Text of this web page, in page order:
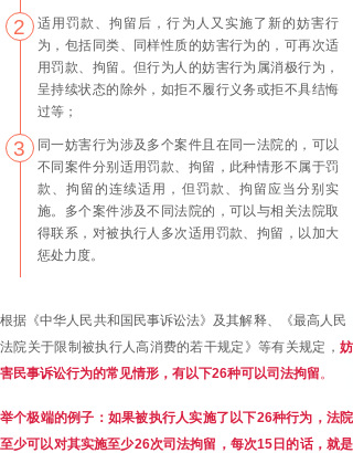
2
适用罚款、拘留后，行为人又实施了新的妨害行
为，包括同类、同样性质的妨害行为的，可再次适
用罚款、拘留。但行为人的妨害行为属消极行为，
呈持续状态的除外，如拒不履行义务或拒不具结悔
过等；
3
同一妨害行为涉及多个案件且在同一法院的，可以
不同案件分别适用罚款、拘留，此种情形不属于罚
款、拘留的连续适用，但罚款、拘留应当分别实
施。多个案件涉及不同法院的，可以与相关法院取
得联系，对被执行人多次适用罚款、拘留，以加大
惩处力度。
输
根据《中华人民共和国民事诉讼法》及其解释、《最高人民
法院关于限制被执行人高消费的若干规定》等有关规定， 妨
害民事诉讼行为的常见情形，有以下26种可以司法拘留。
举个极端的例子： 如果被执行人实施了以下26种行为，法院
至少可以对其实施至少26次司法拘留，每次15日的话，就是